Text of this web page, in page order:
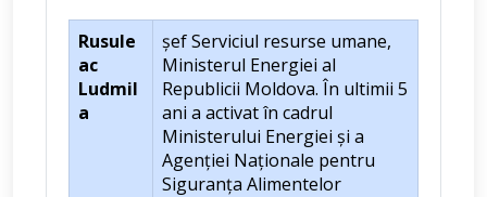
Rusule
ac
Ludmil
a
șef Serviciul resurse umane,
Ministerul Energiei al
Republicii Moldova. În ultimii 5
ani a activat în cadrul
Ministerului Energiei și a
Agenției Naționale pentru
Siguranța Alimentelor